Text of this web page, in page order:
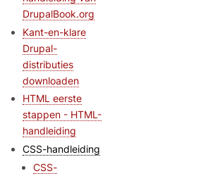
DrupalBook.org
Kant-en-klare
Drupal-
distributies
downloaden
HTML eerste
stappen - HTML-
handleiding
CSS-handleiding
CSS-